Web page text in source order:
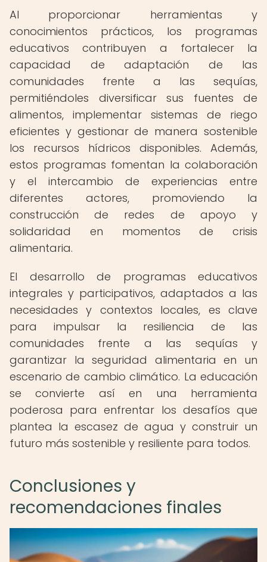
Al proporcionar herramientas y
conocimientos prácticos, los programas
educativos contribuyen a fortalecer la
capacidad de adaptación de las
comunidades frente a las sequías,
permitiéndoles diversificar sus fuentes de
alimentos, implementar sistemas de riego
eficientes y gestionar de manera sostenible
los recursos hídricos disponibles. Además,
estos programas fomentan la colaboración
y el intercambio de experiencias entre
diferentes actores, promoviendo la
construcción de redes de apoyo y
solidaridad en momentos de crisis
alimentaria.
El desarrollo de programas educativos
integrales y participativos, adaptados a las
necesidades y contextos locales, es clave
para impulsar la resiliencia de las
comunidades frente a las sequías y
garantizar la seguridad alimentaria en un
escenario de cambio climático. La educación
se convierte así en una herramienta
poderosa para enfrentar los desafíos que
plantea la escasez de agua y construir un
futuro más sostenible y resiliente para todos.
Conclusiones y
recomendaciones finales